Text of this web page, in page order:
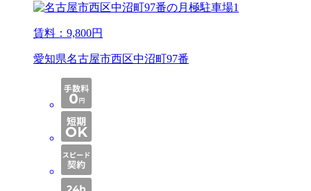
賃料： 9,800円
愛知県名古屋市西区中沼町97番